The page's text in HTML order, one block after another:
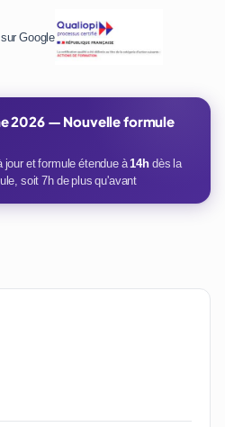
Google
2026 — Nouvelle formule
jour et formule étendue à14hdès la
soit 7h de plus qu'avant